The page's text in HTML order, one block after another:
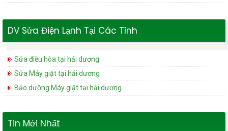
DV Sửa Điện Lạnh Tại Các Tỉnh
Sửa điều hòa tại hải dương
Sửa Máy giặt tại hải dương
Bảo dưỡng Máy giặt tại hải dương
Tin Mới Nhất